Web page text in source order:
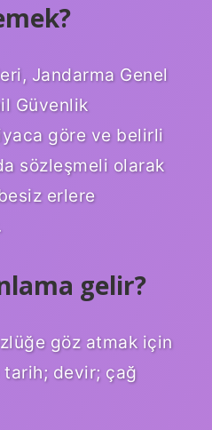
Jandarma Genel
Güvenlik
göre ve belirli
sözleşmeli olarak
erlere
gelir?
göz atmak için
devir; çağ